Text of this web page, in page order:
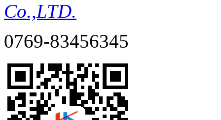
Co.,LTD.
0769-83456345